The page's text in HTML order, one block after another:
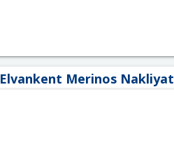
Elvankent Merinos Nakliyat